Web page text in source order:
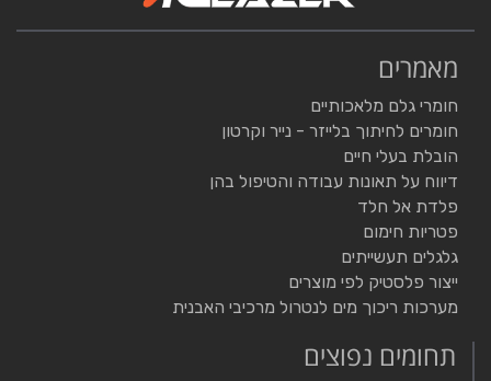
מאמרים
חומרי גלם מלאכותיים
חומרים לחיתוך בלייזר - נייר וקרטון
הובלת בעלי חיים
דיווח על תאונות עבודה והטיפול בהן
פלדת אל חלד
פטריות חימום
גלגלים תעשייתים
ייצור פלסטיק לפי מוצרים
מערכות ריכוך מים לנטרול מרכיבי האבנית
תחומים נפוצים